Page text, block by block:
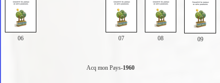
06 07 08 09
Acq mon Pays-1960